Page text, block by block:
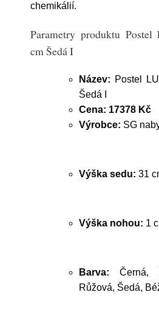
chemikálií.
Parametry produktu
cm Šedá I
Název: Postel
Šedá I
Cena: 17378 Kč
Výrobce: SG
Výška sedu: 31
Výška nohou: 1
Barva: Černá,
Růžová, Šedá,